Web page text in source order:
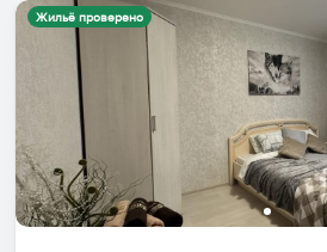
Жильё проверено
Собери путешествие
Сохраняй места, повторяй
компанию и бронируй